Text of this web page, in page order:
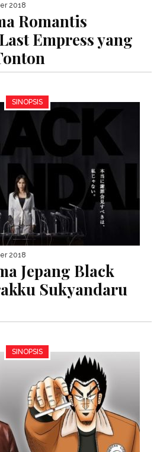
2018
Romantis
Empress yang
SINOPSIS
2018
Jepang Black
Sukyandaru
SINOPSIS